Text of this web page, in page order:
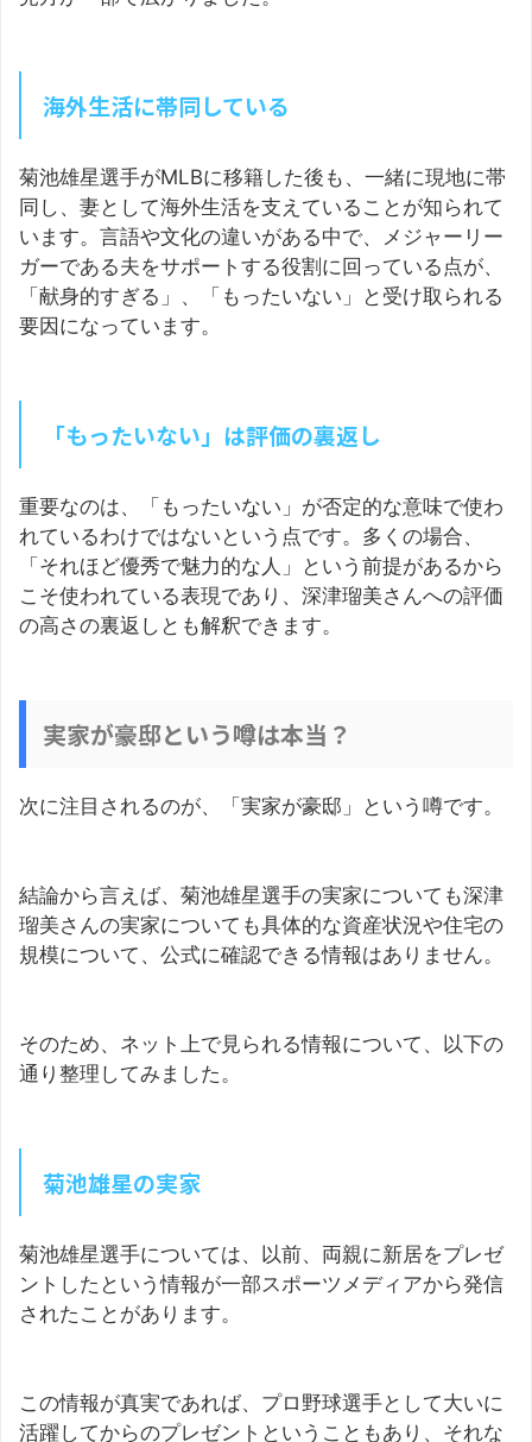
海外生活に帯同している
菊池雄星選手がMLBに移籍した後も、一緒に現地に帯
同し、妻として海外生活を支えていることが知られて
います。言語や文化の違いがある中で、メジャーリー
ガーである夫をサポートする役割に回っている点が、
「献身的すぎる」、「もったいない」と受け取られる
要因になっています。
「もったいない」は評価の裏返し
重要なのは、「もったいない」が否定的な意味で使わ
れているわけではないという点です。多くの場合、
「それほど優秀で魅力的な人」という前提があるから
こそ使われている表現であり、深津瑠美さんへの評価
の高さの裏返しとも解釈できます。
実家が豪邸という噂は本当？
次に注目されるのが、「実家が豪邸」という噂です。
結論から言えば、菊池雄星選手の実家についても深津
瑠美さんの実家についても具体的な資産状況や住宅の
規模について、公式に確認できる情報はありません。
そのため、ネット上で見られる情報について、以下の
通り整理してみました。
菊池雄星の実家
菊池雄星選手については、以前、両親に新居をプレゼ
ントしたという情報が一部スポーツメディアから発信
されたことがあります。
この情報が真実であれば、プロ野球選手として大いに
活躍してからのプレゼントということもあり、それな